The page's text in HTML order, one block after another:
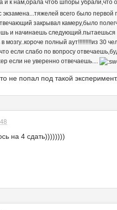
и к нам,орала чтоб шпоры убрали,что
всего было
закрывал камеру,было
и начинаешь следующий.пытаешься
мозгу..короче полный аут!!!!!!!!!из 30
если слабо по вопросу
если не уверенно отвечаешь....
не попал под такой
на 4 сдать))))))))